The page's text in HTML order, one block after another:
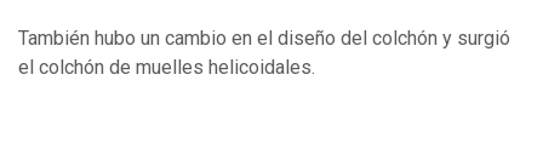
También hubo un cambio en el diseño del colchón y surgió
el colchón de muelles helicoidales.